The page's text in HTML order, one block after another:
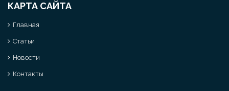
КАРТА САЙТА
Главная
Статьи
Новости
Контакты